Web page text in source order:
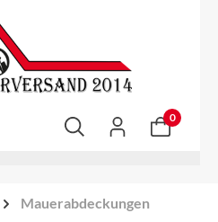
0
Mauerabdeckungen